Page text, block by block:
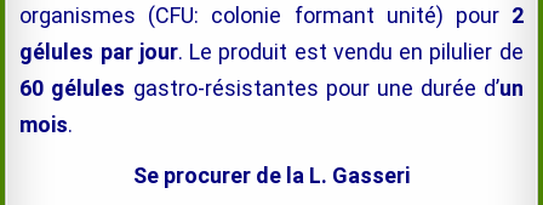
organismes (CFU: colonie formant unité) pour 2
gélules par jour. Le produit est vendu en pilulier de
60 gélules gastro-résistantes pour une durée d’un
mois.
Se procurer de la L. Gasseri